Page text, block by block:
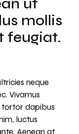
mollis
feugiat.
neque
Vivamus
dapibus
luctus
Aenean at